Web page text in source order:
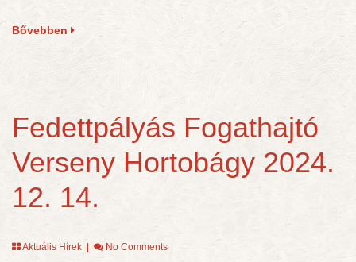
Bővebben
Fedettpályás Fogathajtó
Verseny Hortobágy 2024.
12. 14.
Aktuális Hírek No Comments